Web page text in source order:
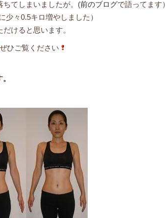
ちてしまいましたが。(前のブログで語ってます）
々0.5キロ増やしました）
けると思います。
ぜひご覧ください